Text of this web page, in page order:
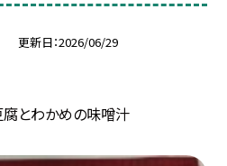
更新日 2026/06/29
腐とわかめの味噌汁